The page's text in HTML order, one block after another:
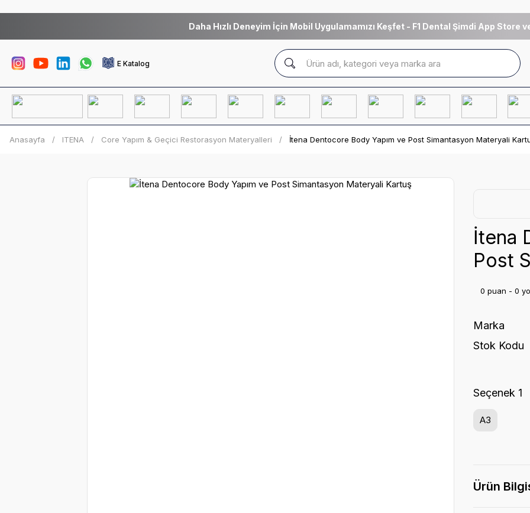
Daha Hızlı Deneyim İçin Mobil Uygulamamızı Keşfet - F1 Dental Şimdi App Store
E Katalog
Anasayfa ITENA Core Yapım & Geçici Restorasyon Materyalleri İtena Dentocore Body Yapım ve Post Simantasyon Materyali
İtena
Post
0 puan - 0
Marka
Stok Kodu
Seçenek 1
A3
Ürün